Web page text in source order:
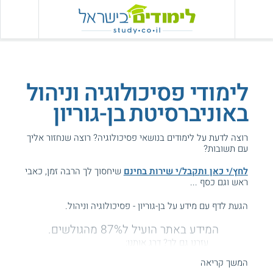
לימודי פסיכולוגיה וניהול
באוניברסיטת בן-גוריון
רוצה לדעת על לימודים בנושאי פסיכולוגיה? רוצה שנחזור אליך
עם תשובות?
לחץ/י כאן ותקבל/י שירות בחינם שיחסוך לך הרבה זמן, כאבי
ראש וגם כסף ...
הגעת לדף עם מידע על בן-גוריון - פסיכולוגיה וניהול.
המידע באתר הועיל ל87% מהגולשים.
עזרנו גם לך? דרג אותנו:
המשך קריאה